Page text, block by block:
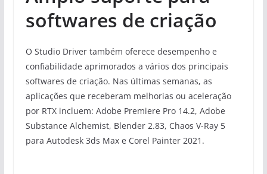
softwares de criação
O Studio Driver também oferece desempenho e
confiabilidade aprimorados a vários dos principais
softwares de criação. Nas últimas semanas, as
aplicações que receberam melhorias ou aceleração
por RTX incluem: Adobe Premiere Pro 14.2, Adobe
Substance Alchemist, Blender 2.83, Chaos V-Ray 5
para Autodesk 3ds Max e Corel Painter 2021.